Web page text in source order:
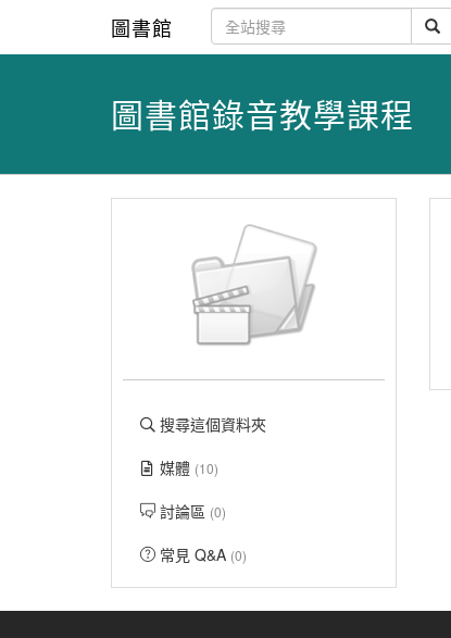
圖書館
圖書館錄音教學課程
搜尋這個資料夾
媒體 (10)
討論區 (0)
常見 Q&A (0)